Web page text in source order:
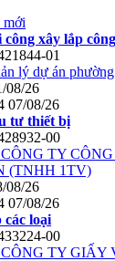
mới
công xây lắp
01
lý dự án
08/26
07/08/26
tư thiết bị
00
TY
(TNHH 1TV)
08/26
07/08/26
các loại
00
TY GIẤY